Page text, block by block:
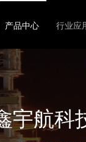
产品中心 行业应
宇航科